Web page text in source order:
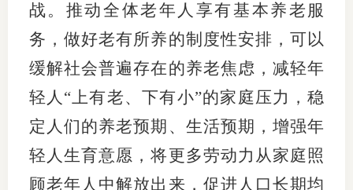
战。推动全体老年人享有基本养老服
务，做好老有所养的制度性安排，可以
缓解社会普遍存在的养老焦虑，减轻年
轻人“上有老、下有小”的家庭压力，稳
定人们的养老预期、生活预期，增强年
轻人生育意愿，将更多劳动力从家庭照
顾老年人中解放出来，促进人口长期均